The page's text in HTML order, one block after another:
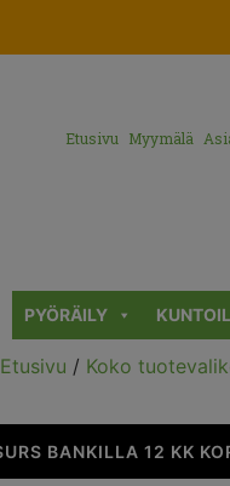
Etusivu Myymälä
PYÖRÄILY
Etusivu / Koko
BANKILLA 12 KK